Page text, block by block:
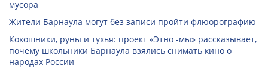
мусора
Жители Барнаула могут без записи пройти флюорографию
Кокошники, руны и тухья: проект «Этно -мы» рассказывает,
почему школьники Барнаула взялись снимать кино о
народах России